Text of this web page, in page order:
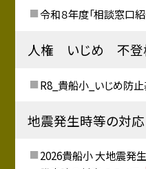
令和８年度「相談窓口紹
人権 いじめ 不登
R8_貴船小_いじめ防
地震発生時等の対応
2026貴船小 大地震発